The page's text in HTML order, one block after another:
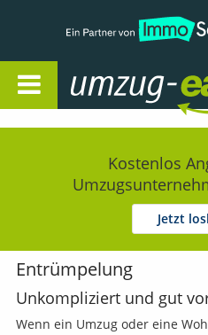
Kostenlos
Jetzt
Entrümpelung
Unkompliziert und gut
Wenn ein Umzug oder eine